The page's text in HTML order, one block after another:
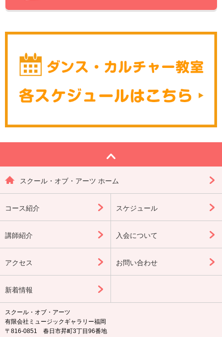
スクール・オブ・アーツ ホーム
コース紹介 スケジュール
講師紹介 入会について
アクセス お問い合わせ
新着情報
スクール・オブ・アーツ
有限会社ミュージックギャラリー福岡
〒816-0851 春日市昇町3丁目96番地